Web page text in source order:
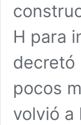
H para
decretó
pocos
volvió a